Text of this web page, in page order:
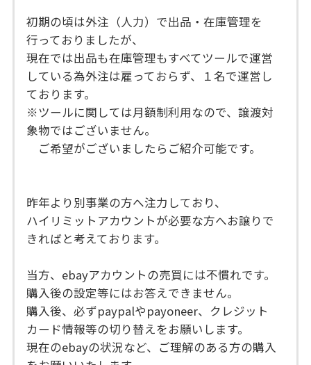
初期の頃は外注（人力）で出品・在庫管理を
行っておりましたが、
現在では出品も在庫管理もすべてツールで運営
している為外注は雇っておらず、１名で運営し
ております。
※ツールに関しては月額制利用なので、譲渡対
象物ではございません。
ご希望がございましたらご紹介可能です。
昨年より別事業の方へ注力しており、
ハイリミットアカウントが必要な方へお譲りで
きればと考えております。
当方、ebayアカウントの売買には不慣れです。
購入後の設定等にはお答えできません。
購入後、必ずpaypalやpayoneer、クレジット
カード情報等の切り替えをお願いします。
現在のebayの状況など、ご理解のある方の購入